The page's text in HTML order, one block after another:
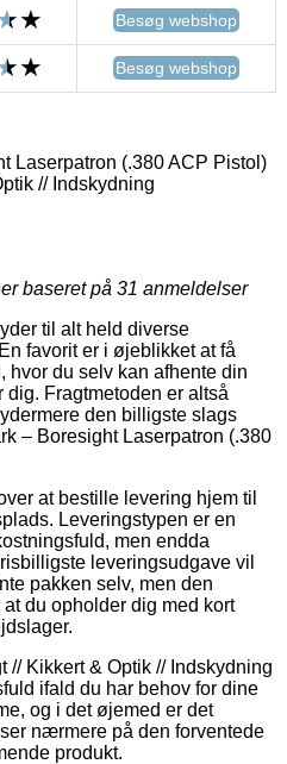
Besøg webshop
Besøg webshop
Laserpatron (.380 ACP Pistol)
// Indskydning
baseret på 31 anmeldelser
til alt held diverse
favorit er i øjeblikket at få
hvor du selv kan afhente din
Fragtmetoden er altså
den billigste slags
– Boresight Laserpatron (.380
at bestille levering hjem til
Leveringstypen er en
men endda
leveringsudgave vil
pakken selv, men den
du opholder dig med kort
// Kikkert & Optik // Indskydning
ifald du har behov for dine
og i det øjemed er det
nærmere på den forventede
produkt.